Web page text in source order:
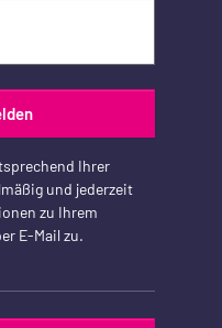
Ihrer
und jederzeit
zu Ihrem
E-Mail zu.